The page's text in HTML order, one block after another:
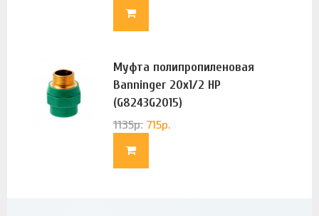
Муфта полипропиленовая
Banninger 20х1/2 НР
(G8243G2015)
1135р. 715р.